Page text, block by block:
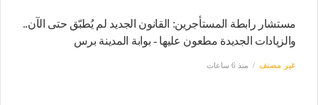
مستشار رابطة المستأجرين: القانون الجديد لم يُطبّق حتى الآن..
والزيادات الجديدة مطعون عليها - بوابة المدينة برس
غير مصنف منذ 6 ساعات